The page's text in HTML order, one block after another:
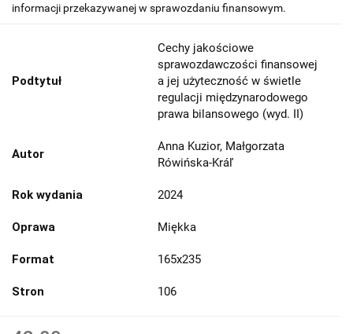
informacji przekazywanej w sprawozdaniu finansowym.
Podtytuł
Cechy jakościowe
sprawozdawczości finansowej
a jej użyteczność w świetle
regulacji międzynarodowego
prawa bilansowego (wyd. II)
Autor
Anna Kuzior, Małgorzata
Rówińska-Kráľ
Rok wydania 2024
Oprawa Miękka
Format 165x235
Stron 106